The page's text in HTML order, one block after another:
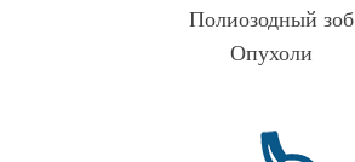
Полиозодный зоб
Опухоли